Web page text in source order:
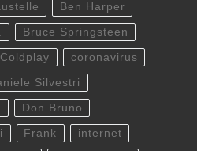
Ben Harper
Bruce Springsteen
Coldplay coronavirus
Silvestri
Don Bruno
Frank internet